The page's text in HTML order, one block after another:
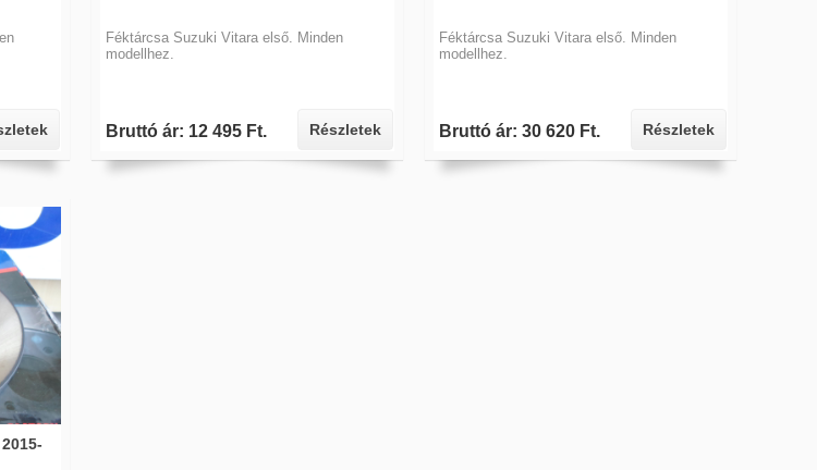
Féktárcsa Suzuki Vitara első. Minden
modellhez.
Bruttó ár: 12 495 Ft. Részletek
Féktárcsa Suzuki Vitara első. Minden
modellhez.
Bruttó ár: 30 620 Ft. Részletek